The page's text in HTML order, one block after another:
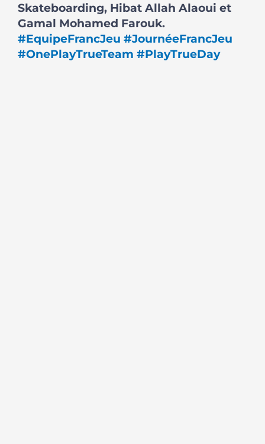
Skateboarding, Hibat Allah Alaoui et
Gamal Mohamed Farouk.
#EquipeFrancJeu #JournéeFrancJeu
#OnePlayTrueTeam #PlayTrueDay